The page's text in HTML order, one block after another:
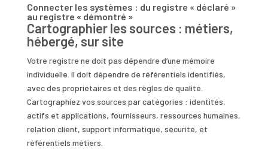
Connecter les systèmes : du registre « déclaré »
au registre « démontré »
Cartographier les sources : métiers,
hébergé, sur site
Votre registre ne doit pas dépendre d’une mémoire
individuelle. Il doit dépendre de référentiels identifiés,
avec des propriétaires et des règles de qualité.
Cartographiez vos sources par catégories : identités,
actifs et applications, fournisseurs, ressources humaines,
relation client, support informatique, sécurité, et
référentiels métiers.